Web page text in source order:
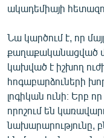
ակադեմիայի
Նա կարծում է, որ
քաղաքականացված
կախված է իշխող
հոգաբարձուների
լոգիկան ունի։ Երբ
որոշում են
նախարարությունը,